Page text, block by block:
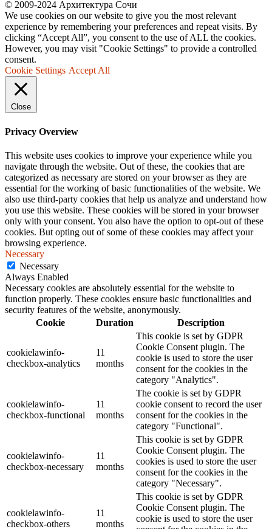
© 2009-2024 Архитектура Сочи
We use cookies on our website to give you the most relevant
experience by remembering your preferences and repeat visits. By
clicking “Accept All”, you consent to the use of ALL the cookies.
However, you may visit "Cookie Settings" to provide a controlled
consent.
Cookie Settings Accept All
Close
Privacy Overview
This website uses cookies to improve your experience while you
navigate through the website. Out of these, the cookies that are
categorized as necessary are stored on your browser as they are
essential for the working of basic functionalities of the website. We
also use third-party cookies that help us analyze and understand how
you use this website. These cookies will be stored in your browser
only with your consent. You also have the option to opt-out of these
cookies. But opting out of some of these cookies may affect your
browsing experience.
Necessary
Necessary
Always Enabled
Necessary cookies are absolutely essential for the website to
function properly. These cookies ensure basic functionalities and
security features of the website, anonymously.
Cookie
Duration Description
cookielawinfo-
checkbox-analytics
11
months
This cookie is set by GDPR
Cookie Consent plugin. The
cookie is used to store the user
consent for the cookies in the
category "Analytics".
cookielawinfo-
checkbox-functional
11
months
The cookie is set by GDPR
cookie consent to record the user
consent for the cookies in the
category "Functional".
cookielawinfo-
checkbox-necessary
11
months
This cookie is set by GDPR
Cookie Consent plugin. The
cookies is used to store the user
consent for the cookies in the
category "Necessary".
cookielawinfo-
checkbox-others
11
months
This cookie is set by GDPR
Cookie Consent plugin. The
cookie is used to store the user